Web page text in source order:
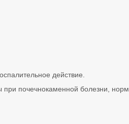
действие.
почечнокаменной болезни,